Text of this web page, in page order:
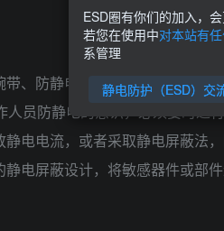
、防静电鞋、防静电服装（衣/
员防静电的意识，必须要时进
电电流，或者采取静电屏蔽法
电屏蔽设计，将敏感器件或部
ESD圈有你们的加入，
若您在使用中对本站有
系管理
静电防护（ESD）交